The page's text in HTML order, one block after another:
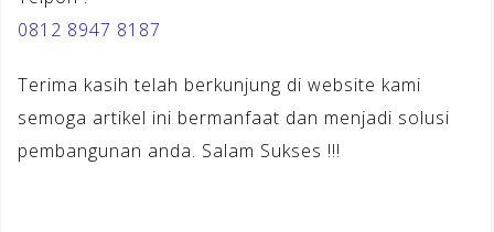
0812 8947 8187
Terima kasih telah berkunjung di website kami
semoga artikel ini bermanfaat dan menjadi solusi
pembangunan anda. Salam Sukses !!!